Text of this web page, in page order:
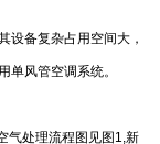
设备复杂占用空间大，
单风管空调系统。
气处理流程图见图1,新